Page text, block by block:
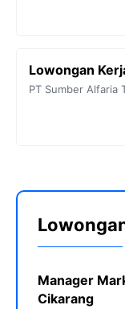
Lowongan
PT Sumber Alfaria
Manager
Cikarang